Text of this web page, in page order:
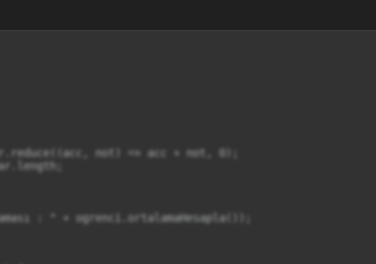
not) => acc + not, 0);
: " + ogrenci.ortalamaHesapla());